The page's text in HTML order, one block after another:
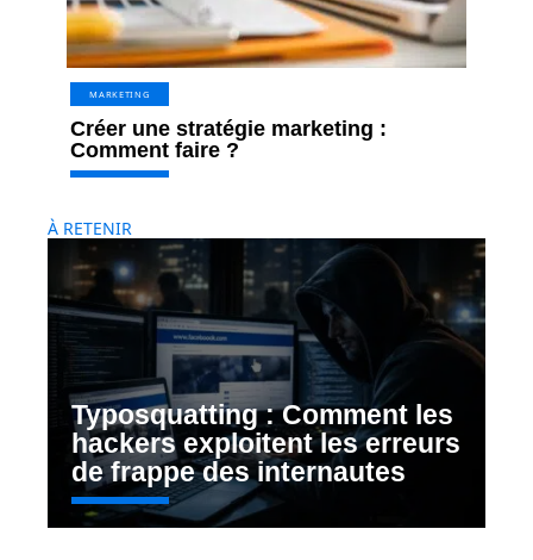
MARKETING
Créer une stratégie marketing :
Comment faire ?
À RETENIR
Typosquatting : Comment les
hackers exploitent les erreurs
de frappe des internautes